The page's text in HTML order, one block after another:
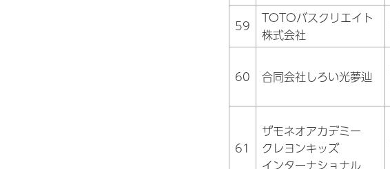
59
TOTOバスクリエイト
株式会社
60 合同会社しろい光夢辿
61
ザモネオアカデミー
クレヨンキッズ
インターナショナル